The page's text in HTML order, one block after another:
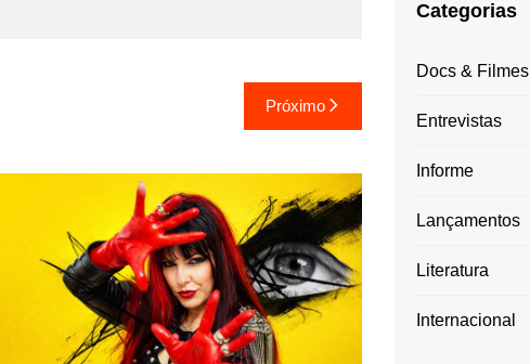
Próximo
Categorias
Docs & Filmes
Entrevistas
Informe
Lançamentos
Literatura
Internacional